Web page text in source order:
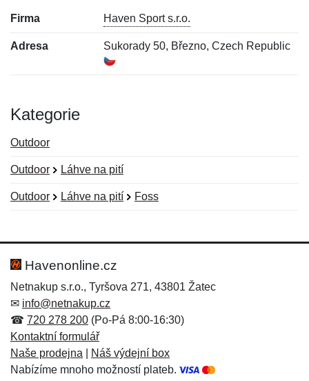
Firma Haven Sport s.r.o.
Adresa Sukorady 50, Březno, Czech Republic
Kategorie
Outdoor
Outdoor Láhve na pití
Outdoor Láhve na pití Foss
Hodnocení:
Jméno: *
Jméno:
E-mail:*
Havenonline.cz
Netnakup s.r.o., Tyršova 271, 43801 Žatec
✉ info@netnakup.cz
☎ 720 278 200 (Po-Pá 8:00-16:30)
Kontaktní formulář
Naše prodejna
Náš výdejní box
Nabízíme mnoho možností plateb.